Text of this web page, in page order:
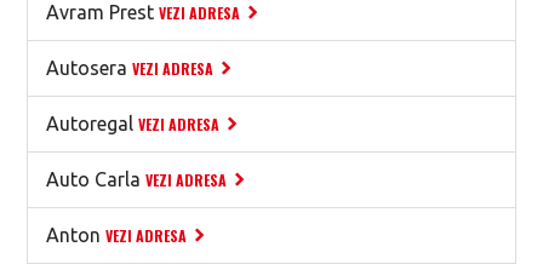
Avram Prest VEZI ADRESA
Autosera VEZI ADRESA
Autoregal VEZI ADRESA
Auto Carla VEZI ADRESA
Anton VEZI ADRESA